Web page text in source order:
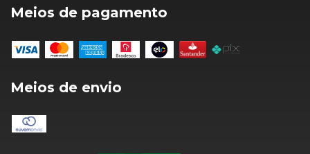
Meios de pagamento
Meios de envio